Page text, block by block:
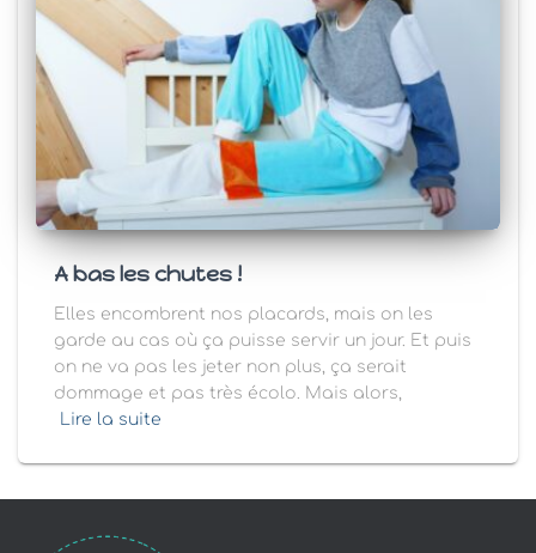
A bas les chutes !
Elles encombrent nos placards, mais on les
garde au cas où ça puisse servir un jour. Et puis
on ne va pas les jeter non plus, ça serait
dommage et pas très écolo. Mais alors,
Lire la suite